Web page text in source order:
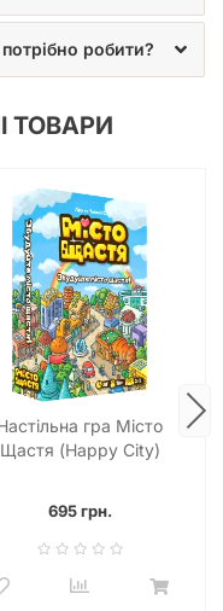
робити?
ТОВАРИ
гра Місто
Щастя (Happy City)
695 грн.